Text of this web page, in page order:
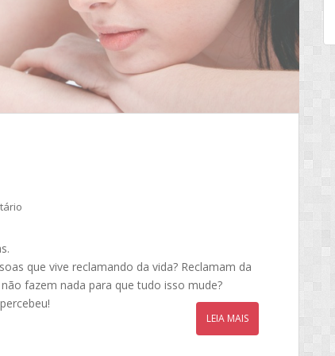
que vive reclamando da vida? Reclamam da
fazem nada para que tudo isso mude?
LEIA MAIS